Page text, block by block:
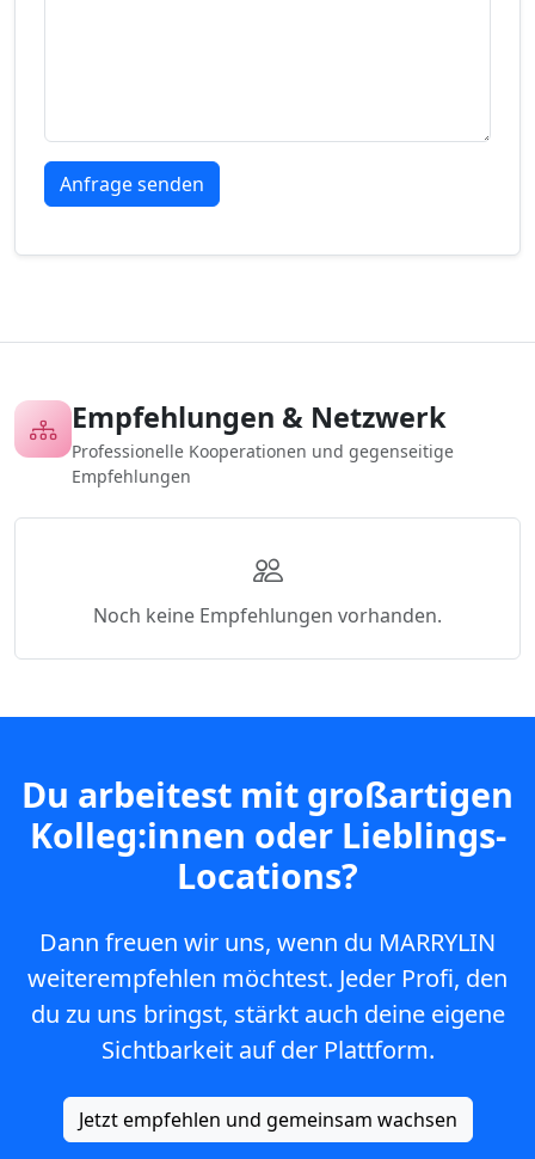
Empfehlungen & Netzwerk
Professionelle Kooperationen und gegenseitige
Empfehlungen
Noch keine Empfehlungen vorhanden.
Du arbeitest mit großartigen
Kolleg:innen oder Lieblings-
Locations?
Dann freuen wir uns, wenn du MARRYLIN
weiterempfehlen möchtest. Jeder Profi, den
du zu uns bringst, stärkt auch deine eigene
Sichtbarkeit auf der Plattform.
Jetzt empfehlen und gemeinsam wachsen